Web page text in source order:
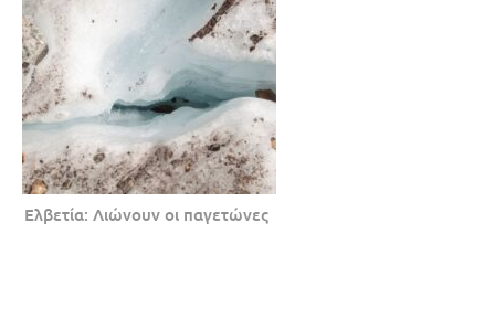
Ελβετία: Λιώνουν οι παγετώνες